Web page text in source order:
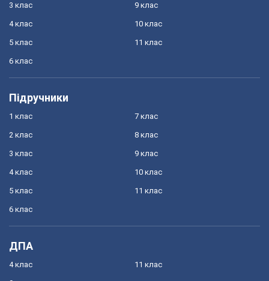
3 клас
4 клас
5 клас
6 клас
9 клас
10 клас
11 клас
Підручники
1 клас
2 клас
3 клас
4 клас
5 клас
6 клас
7 клас
8 клас
9 клас
10 клас
11 клас
ДПА
4 клас 11 клас